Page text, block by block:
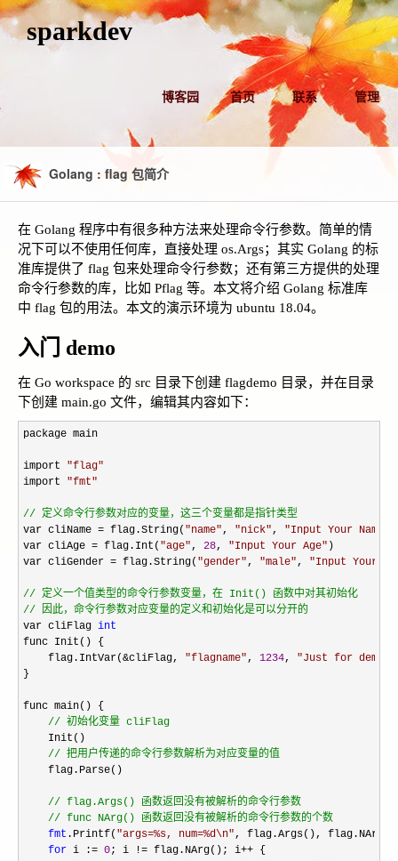
sparkdev
博客园 首页 联系 管理
Golang : flag 包简介
在 Golang 程序中有很多种方法来处理命令行参数。简单的情
况下可以不使用任何库，直接处理 os.Args；其实 Golang 的标
准库提供了 flag 包来处理命令行参数；还有第三方提供的处理
命令行参数的库，比如 Pflag 等。本文将介绍 Golang 标准库
中 flag 包的用法。本文的演示环境为 ubuntu 18.04。
入门 demo
在 Go workspace 的 src 目录下创建 flagdemo 目录，并在目录
下创建 main.go 文件，编辑其内容如下：
package main
import "flag"
import "fmt"
// 定义命令行参数对应的变量，这三个变量都是指针类型
var cliName = flag.String( "name", "nick", "Input Your Name
var cliAge = flag.Int( "age", 28, "Input Your Age" )
var cliGender = flag.String( "gender", "male", "Input Your
//
// 因此，命令行参数对应变量的定义和初始化是可以分开的
var cliFlag int
func Init() {
    flag.IntVar(
&cliFlag, "flagname", 1234, "Just for demo
}
func main() {
// 初始化变量 cliFlag
    Init()
// 把用户传递的命令行参数解析为对应变量的值
    flag.Parse()
// flag.Args() 函数返回没有被解析的命令行参数
// func NArg() 函数返回没有被解析的命令行参数的个数
fmt .Printf( "args=%s, num=%d\n", flag.Args(),
for i := 0; i != flag.NArg(); i++ {